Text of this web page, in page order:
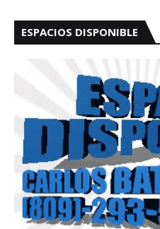
ESPACIOS DISPONIBLE